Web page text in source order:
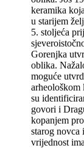
keramika
u starijem
5. stoljeća
Gorenjka
oblika.
moguće
arheološkom
su
govori i
kopanjem
starog
vrijednost